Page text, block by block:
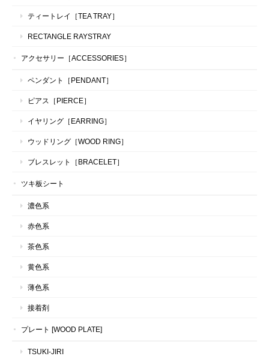
ティートレイ［TEA TRAY］
RECTANGLE RAYSTRAY
アクセサリー［ACCESSORIES］
ペンダント［PENDANT］
ピアス［PIERCE］
イヤリング［EARRING］
ウッドリング［WOOD RING］
ブレスレット［BRACELET］
ツキ板シート
濃色系
赤色系
茶色系
黄色系
薄色系
接着剤
プレート [WOOD PLATE]
TSUKI-JIRI